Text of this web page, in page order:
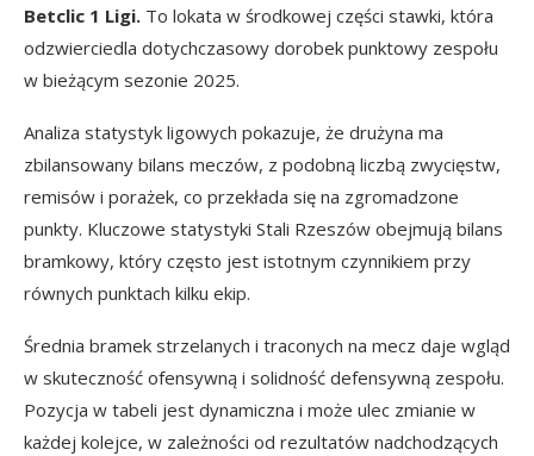
Betclic 1 Ligi. To lokata w środkowej części stawki, która
odzwierciedla dotychczasowy dorobek punktowy zespołu
w bieżącym sezonie 2025.
Analiza statystyk ligowych pokazuje, że drużyna ma
zbilansowany bilans meczów, z podobną liczbą zwycięstw,
remisów i porażek, co przekłada się na zgromadzone
punkty. Kluczowe statystyki Stali Rzeszów obejmują bilans
bramkowy, który często jest istotnym czynnikiem przy
równych punktach kilku ekip.
Średnia bramek strzelanych i traconych na mecz daje wgląd
w skuteczność ofensywną i solidność defensywną zespołu.
Pozycja w tabeli jest dynamiczna i może ulec zmianie w
każdej kolejce, w zależności od rezultatów nadchodzących